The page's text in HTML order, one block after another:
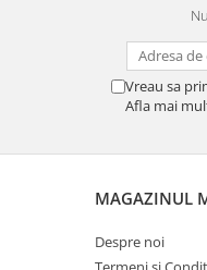
Vreau sa
Afla mai
MAGAZINUL
Despre noi